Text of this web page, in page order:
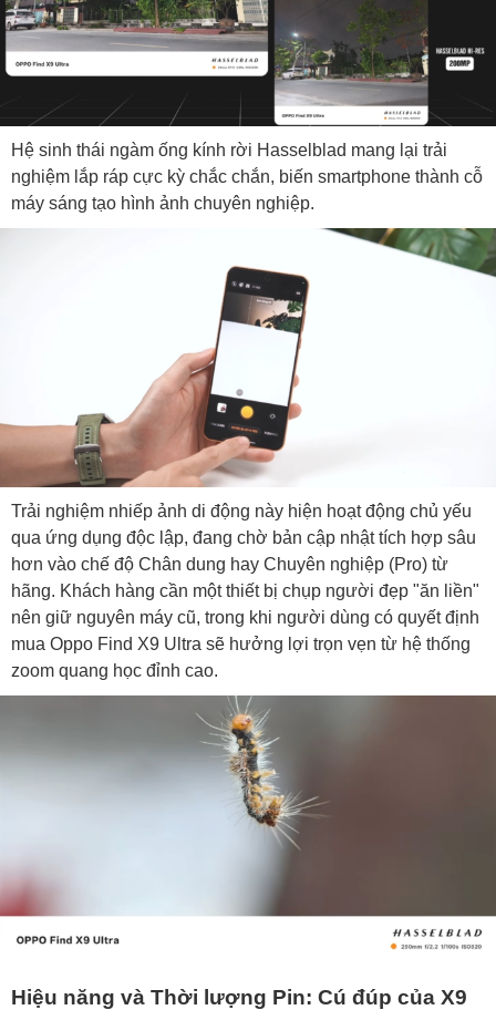
Hệ sinh thái ngàm ống kính rời Hasselblad mang lại trải
nghiệm lắp ráp cực kỳ chắc chắn, biến smartphone thành cỗ
máy sáng tạo hình ảnh chuyên nghiệp.
Trải nghiệm nhiếp ảnh di động này hiện hoạt động chủ yếu
qua ứng dụng độc lập, đang chờ bản cập nhật tích hợp sâu
hơn vào chế độ Chân dung hay Chuyên nghiệp (Pro) từ
hãng. Khách hàng cần một thiết bị chụp người đẹp "ăn liền"
nên giữ nguyên máy cũ, trong khi người dùng có quyết định
mua Oppo Find X9 Ultra sẽ hưởng lợi trọn vẹn từ hệ thống
zoom quang học đỉnh cao.
Hiệu năng và Thời lượng Pin: Cú đúp của X9